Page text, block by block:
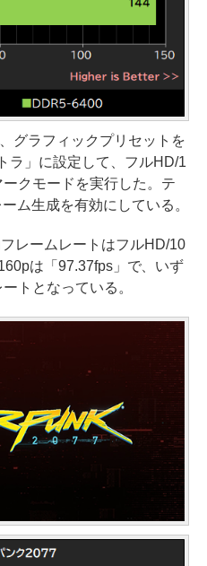
グラフィックプリセットを
ラ」に設定して、フルHD/1
クモードを実行した。テ
ム生成を有効にしている。
レームレートはフルHD/10
は「97.37fps」で、いず
トとなっている。